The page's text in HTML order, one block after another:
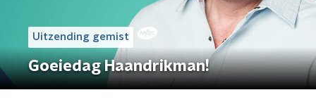
Uitzending gemist
Goeiedag Haandrikman!